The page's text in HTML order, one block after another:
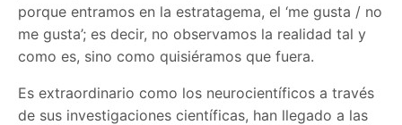
porque entramos en la estratagema, el ‘me gusta / no
me gusta’; es decir, no observamos la realidad tal y
como es, sino como quisiéramos que fuera.
Es extraordinario como los neurocientíficos a través
de sus investigaciones científicas, han llegado a las